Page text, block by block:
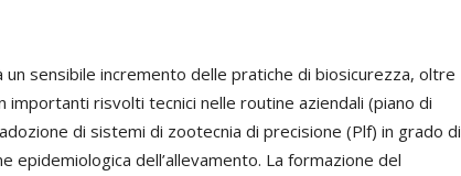
un sensibile incremento delle pratiche di biosicurezza, oltre
importanti risvolti tecnici nelle routine aziendali (piano di
di sistemi di zootecnia di precisione (Plf) in grado di
dell’allevamento. La formazione del